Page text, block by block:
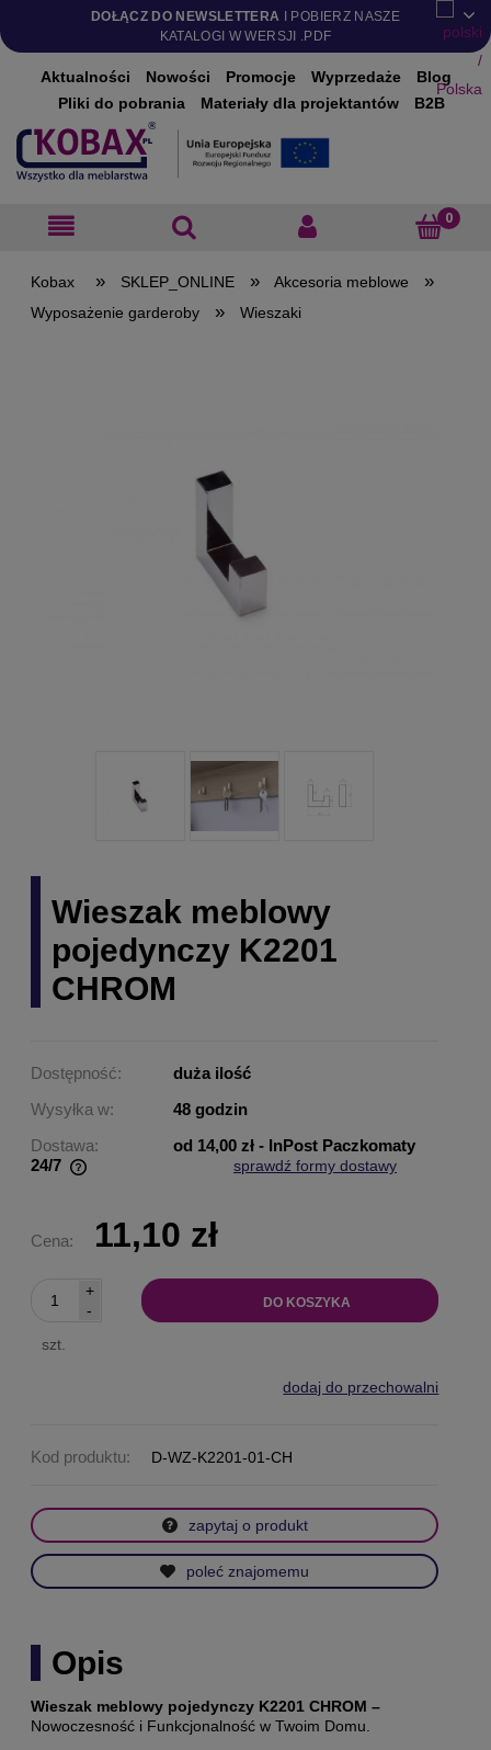
DOŁĄCZ DO NEWSLETTERA I POBIERZ NASZE
KATALOGI W WERSJI .PDF
Aktualności Nowości Promocje Wyprzedaże
Blog
Pliki do pobrania
Materiały dla projektantów B2B
» SKLEP_ONLINE » Akcesoria meblowe »
Wyposażenie garderoby » Wieszaki
Wieszak meblowy
pojedynczy K2201
CHROM
Dostępność:
duża ilość
Wysyłka w:
48 godzin
Dostawa:
od 14,00 zł - InPost Paczkomaty
24/7
sprawdź formy dostawy
Cena: 11,10 zł
-
+
szt.
DO KOSZYKA
dodaj do przechowalni
Kod produktu: D-WZ-K2201-01-CH
zapytaj o produkt
poleć znajomemu
Opis
Wieszak meblowy pojedynczy K2201 CHROM –
Nowoczesność i Funkcjonalność w Twoim Domu.